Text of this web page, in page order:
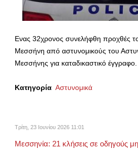
Ενας 32χρονος συνελήφθη προχθές
Μεσσήνη από αστυνομικούς του
Μεσσήνης για καταδικαστικό έγγραφο.
Κατηγορία Αστυνομικά
Τρίτη, 23 Ιουνίου 2026 11:01
Μεσσηνία: 21 κλήσεις σε οδηγούς